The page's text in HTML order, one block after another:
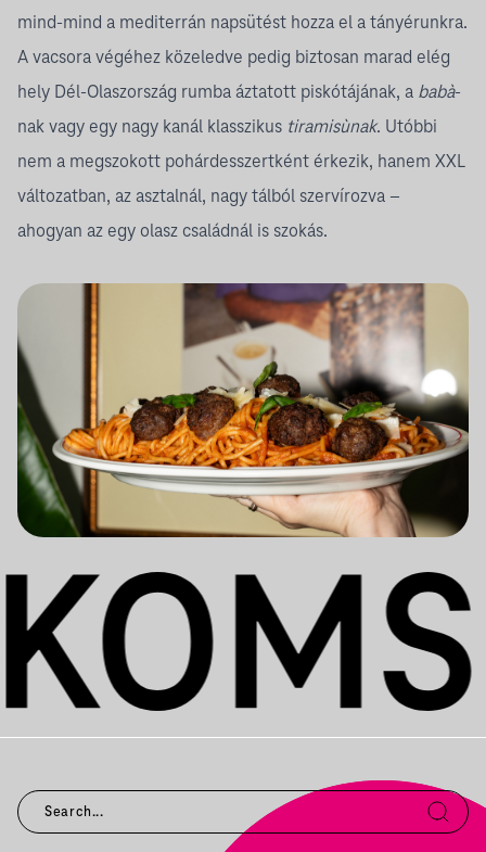
mind-mind a mediterrán napsütést hozza el a tányérunkra.
A vacsora végéhez közeledve pedig biztosan marad elég
hely Dél-Olaszország rumba áztatott piskótájának, a babà-
nak vagy egy nagy kanál klasszikus tiramisùnak. Utóbbi
nem a megszokott pohárdesszertként érkezik, hanem XXL
változatban, az asztalnál, nagy tálból szervírozva –
ahogyan az egy olasz családnál is szokás.